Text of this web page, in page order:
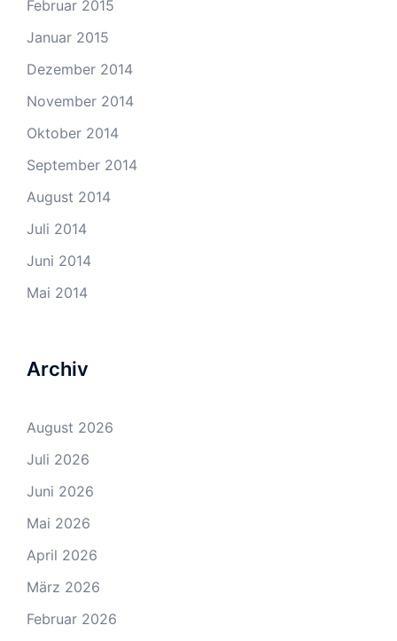
Februar 2015
Januar 2015
Dezember 2014
November 2014
Oktober 2014
September 2014
August 2014
Juli 2014
Juni 2014
Mai 2014
Archiv
August 2026
Juli 2026
Juni 2026
Mai 2026
April 2026
März 2026
Februar 2026